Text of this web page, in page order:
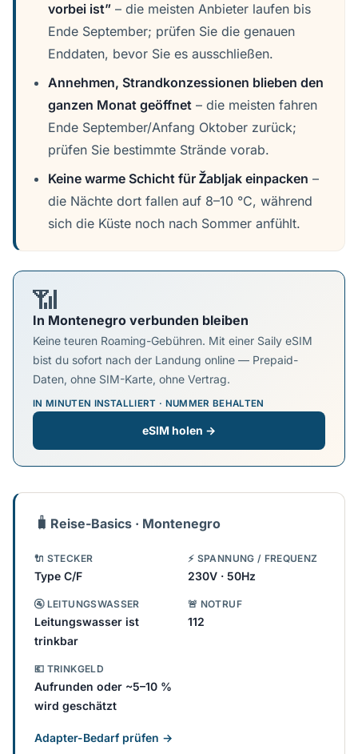
vorbei ist” – die meisten Anbieter laufen bis
Ende September; prüfen Sie die genauen
Enddaten, bevor Sie es ausschließen.
Annehmen, Strandkonzessionen blieben den
ganzen Monat geöffnet – die meisten fahren
Ende September/Anfang Oktober zurück;
prüfen Sie bestimmte Strände vorab.
Keine warme Schicht für Žabljak einpacken –
die Nächte dort fallen auf 8–10 °C, während
sich die Küste noch nach Sommer anfühlt.
📶
In Montenegro verbunden bleiben
Keine teuren Roaming-Gebühren. Mit einer Saily eSIM
bist du sofort nach der Landung online — Prepaid-
Daten, ohne SIM-Karte, ohne Vertrag.
IN MINUTEN INSTALLIERT · NUMMER BEHALTEN
eSIM holen →
🧳 Reise-Basics · Montenegro
🔌 STECKER
Type C/F
⚡ SPANNUNG / FREQUENZ
230V · 50Hz
🚰 LEITUNGSWASSER
Leitungswasser ist
trinkbar
🚨 NOTRUF
112
💶 TRINKGELD
Aufrunden oder ~5–10 %
wird geschätzt
Adapter-Bedarf prüfen →